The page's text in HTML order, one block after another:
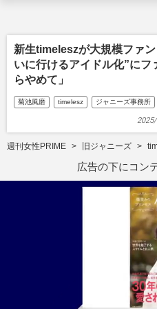
新生timeleszが大規模ファ
いに行けるアイドル化”に
らやめて」
菊池風磨 timelesz ジャニーズ事務所
週刊女性PRIME 旧ジャニーズ
広告の下にコン